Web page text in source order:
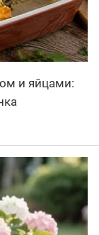
и яйцами: